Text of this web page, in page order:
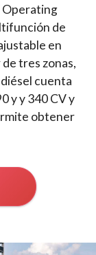
Operating
de
en
tres zonas,
cuenta
y y 340 CV y
obtener